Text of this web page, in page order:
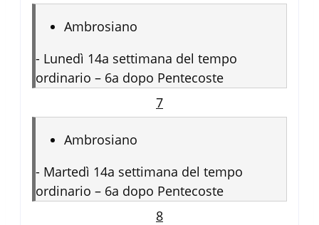
Ambrosiano
- Lunedì 14a settimana del tempo
ordinario – 6a dopo Pentecoste
7
Ambrosiano
- Martedì 14a settimana del tempo
ordinario – 6a dopo Pentecoste
8